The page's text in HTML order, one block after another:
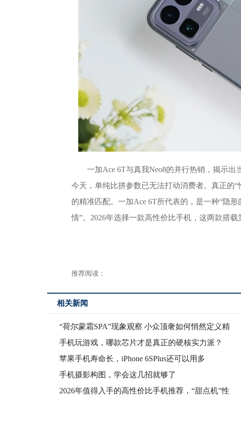
一加Ace 6T与真我Neo8的并行热销，揭示
今天，单纯比拼参数已无法打动消费者。真正的
的精准匹配。一加Ace 6T所代表的，是一种“隐
情”。2026年选择一款高性价比手机，这两款搭
推荐阅读：
相关新闻
“荷尔蒙霜SPA”现象观察 小众顶奢如何悄然定义精
英
手机玩游戏，哪款芯片才是真正的硬核实力派？
苹果手机寿命长，iPhone 6SPlus还可以用多
手机摄影构图，学会这几招就够了
2026年值得入手的高性价比手机推荐，“甜点机”性